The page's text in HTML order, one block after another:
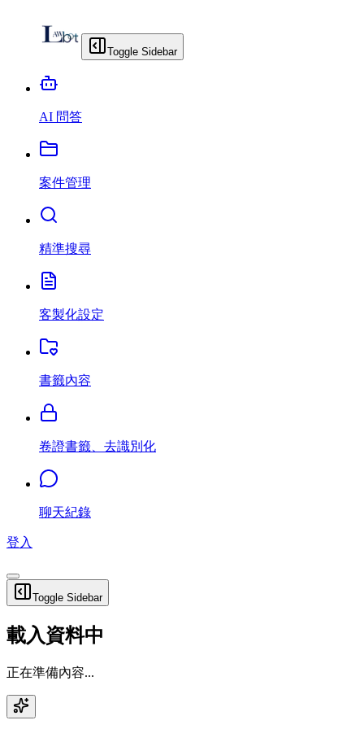
Toggle Sidebar
AI 問答
案件管理
精準搜尋
客製化設定
書籤內容
卷證書籤、去識別化
聊天紀錄
登入
Toggle Sidebar
載入資料中
正在準備內容...